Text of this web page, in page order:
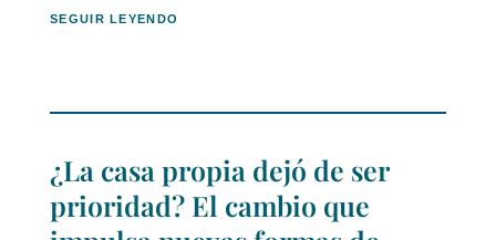
SEGUIR LEYENDO
¿La casa propia dejó de ser
prioridad? El cambio que